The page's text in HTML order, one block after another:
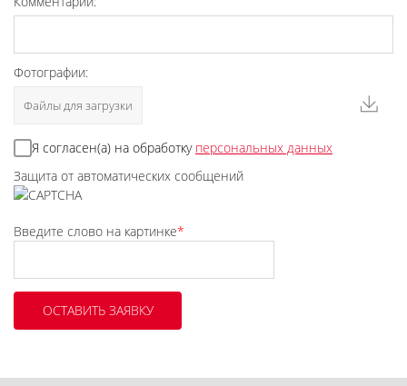
Фотографии:
Файлы для загрузки
Я согласен(а) на обработку персональных данных
Защита от автоматических сообщений
Введите слово на картинке*